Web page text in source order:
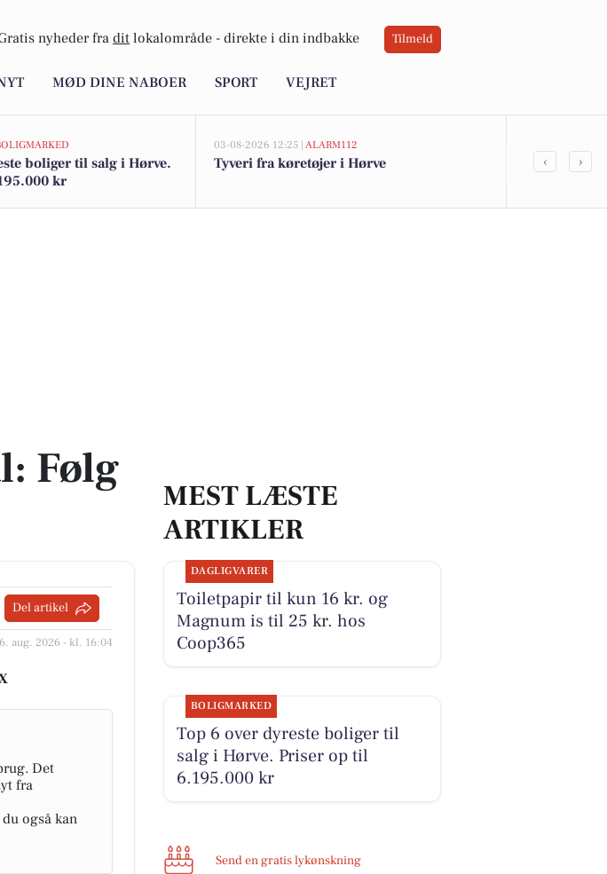
nyheder fra dit lokalområde - direkte i din indbakke Tilmeld
MØD DINE NABOER SPORT VEJRET
boliger til salg i Hørve.
kr
03-08-2026 12:25 | ALARM112
Tyveri fra køretøjer i Hørve Betaler du
‹ ›
Følg
Del artikel
aug. 2026 - kl. 16:04
Det
fra
også kan
MEST LÆSTE
ARTIKLER
DAGLIGVARER
Toiletpapir til kun 16 kr. og
Magnum is til 25 kr. hos
Coop365
BOLIGMARKED
Top 6 over dyreste boliger til
salg i Hørve. Priser op til
6.195.000 kr
Send en gratis lykønskning